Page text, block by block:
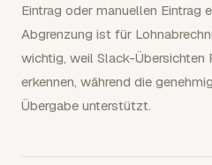
Eintrag oder manuellen Eintrag
Abgrenzung ist für
wichtig, weil Slack-Übersichten
erkennen, während die
Übergabe unterstützt.